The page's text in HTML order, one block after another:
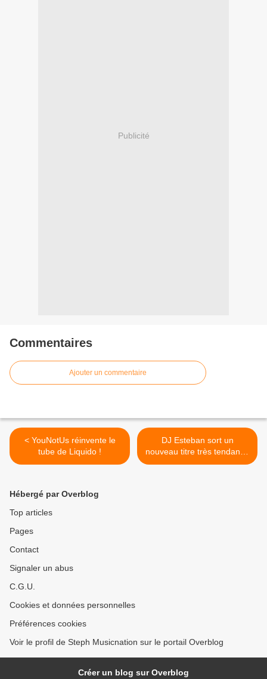
Publicité
Commentaires
Ajouter un commentaire
< YouNotUs réinvente le
tube de Liquido !
DJ Esteban sort un
nouveau titre très tendance
! >
Hébergé par Overblog
Top articles
Pages
Contact
Signaler un abus
C.G.U.
Cookies et données personnelles
Préférences cookies
Voir le profil de Steph Musicnation sur le portail Overblog
Créer un blog sur Overblog